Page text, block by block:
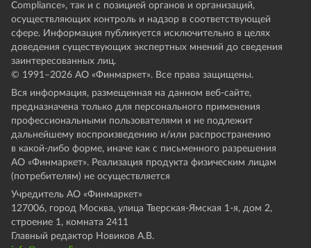
Compliance», так и с позицией органов и организаций,
осуществляющих контроль и надзор в соответствующей
сфере. Информация публикуется исключительно в целях
доведения существующих экспертных мнений до сведения
заинтересованных лиц.
© 1991–2026 АО «Финмаркет». Все права защищены.
Вся информация, размещенная на данном веб-сайте,
предназначена только для персонального применения
профессиональными пользователями и не подлежит
дальнейшему воспроизведению и/или распространению
в какой-либо форме, иначе как с письменного разрешения
АО «Финмаркет». Реализация продукта физическим лицам
(потребителям) не осуществляется
Учредитель АО «Финмаркет»
127006, город Москва, улица Тверская-Ямская 1-я, дом 2,
строение 1, комната 2411
Главный редактор Новиков А.В.